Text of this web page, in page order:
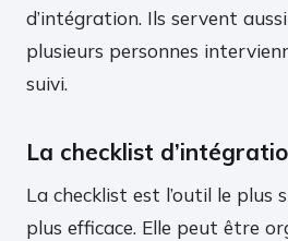
d’intégration. Ils servent
plusieurs personnes
suivi.
La checklist
La checklist est l’outil le plus
plus efficace. Elle peut être